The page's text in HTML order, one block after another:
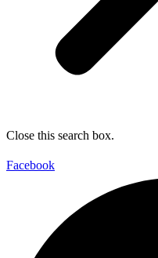
Close this search box.
Facebook